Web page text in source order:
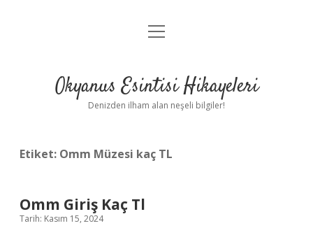
Anasayfa
Yasal Uyarı
menüyü
Okyanus Esintisi Hikayeleri
Denizden ilham alan neşeli bilgiler!
Etiket: Omm Müzesi kaç TL
Omm Giriş Kaç Tl
Tarih: Kasım 15, 2024